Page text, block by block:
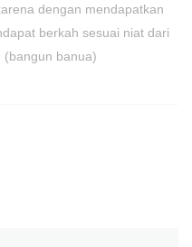
dengan mendapatkan
berkah sesuai niat dari
(bangun banua)